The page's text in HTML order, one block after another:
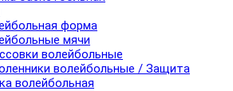
форма
мячи
волейбольные
волейбольные / Защита
волейбольная